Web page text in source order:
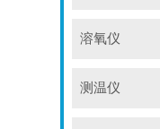
溶氧仪
测温仪